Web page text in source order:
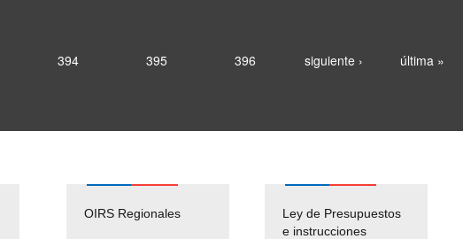
394 395 396 siguiente › última »
OIRS Regionales
Ley de Presupuestos
e instrucciones